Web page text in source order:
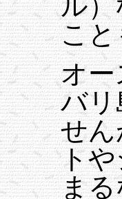
こと
オー
バ
せ
ト
ま